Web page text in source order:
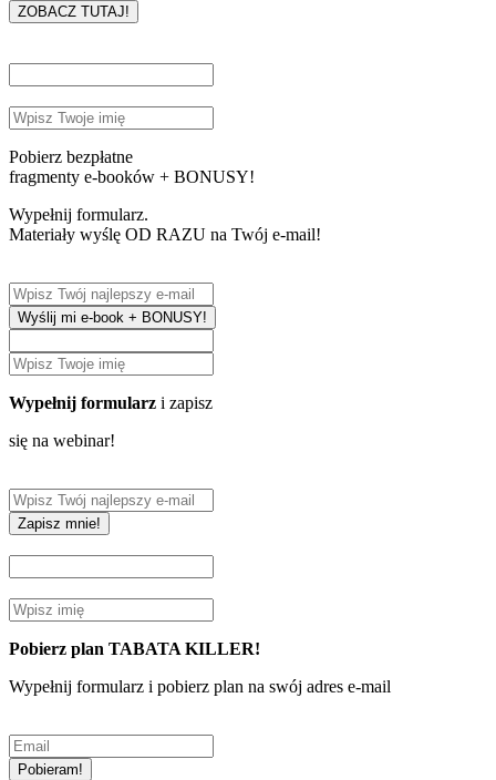
ZOBACZ TUTAJ!
Pobierz bezpłatne
fragmenty e-booków + BONUSY!
Wypełnij formularz.
Materiały wyślę OD RAZU na Twój e-mail!
Wyślij mi e-book + BONUSY!
Wypełnij formularz i zapisz
się na webinar!
Zapisz mnie!
Pobierz plan TABATA KILLER!
Wypełnij formularz i pobierz plan na swój adres e-mail
Pobieram!